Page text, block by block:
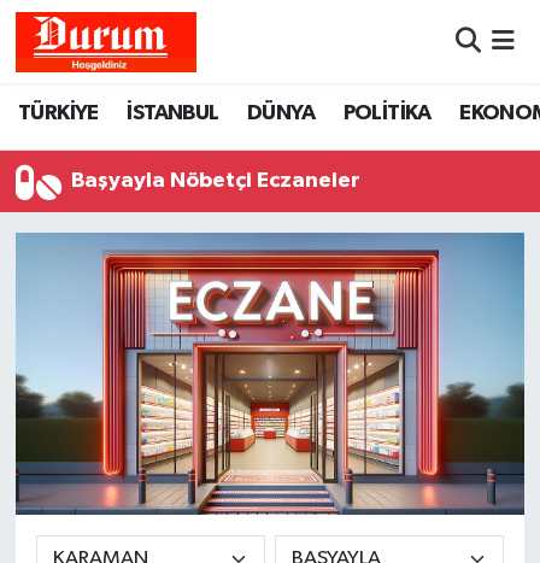
TÜRKİYE İSTANBUL DÜNYA POLİTİKA
Başyayla Nöbetçi Eczaneler
Hava Durumu
Namaz Vakitleri
Trafik Durumu
Süper Lig Puan Durumu ve Fikstür
Tüm Manşetler
Son Dakika Haberleri
Haber Arşivi